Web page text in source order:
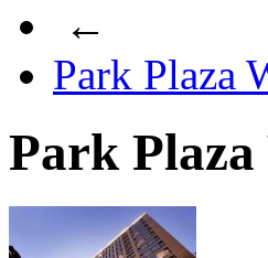
←
Park Plaza
Park